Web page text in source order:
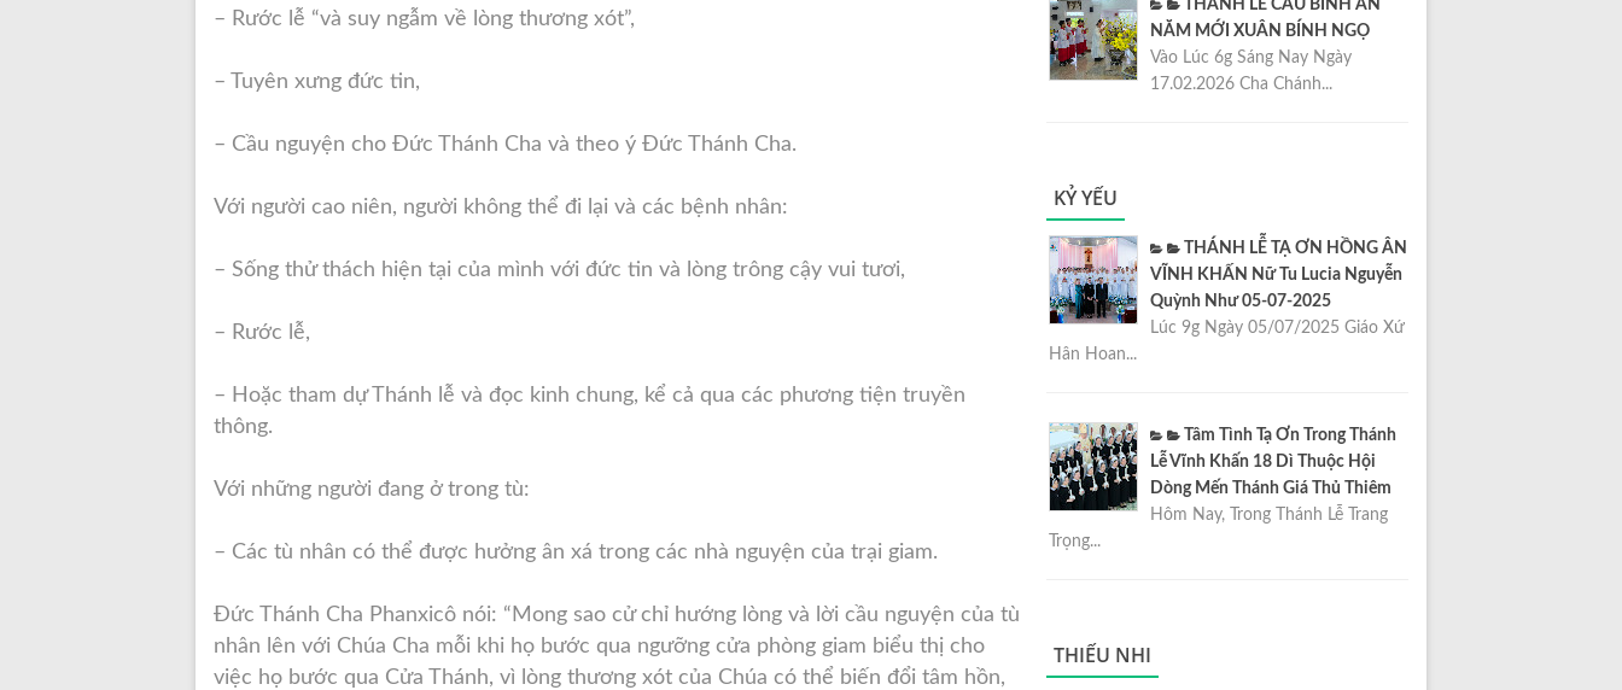
– Rước lễ “và suy ngẫm về lòng thương xót”,
– Tuyên xưng đức tin,
– Cầu nguyện cho Đức Thánh Cha và theo ý Đức Thánh Cha.
Với người cao niên, người không thể đi lại và các bệnh nhân:
– Sống thử thách hiện tại của mình với đức tin và lòng trông cậy vui tươi,
– Rước lễ,
– Hoặc tham dự Thánh lễ và đọc kinh chung, kể cả qua các phương tiện truyền
thông.
Với những người đang ở trong tù:
– Các tù nhân có thể được hưởng ân xá trong các nhà nguyện của trại giam.
Đức Thánh Cha Phanxicô nói: “Mong sao cử chỉ hướng lòng và lời cầu nguyện của tù
nhân lên với Chúa Cha mỗi khi họ bước qua ngưỡng cửa phòng giam biểu thị cho
việc họ bước qua Cửa Thánh, vì lòng thương xót của Chúa có thể biến đổi tâm hồn,
THÁNH LỄ CẦU BÌNH AN
NĂM MỚI XUÂN BÍNH NGỌ
Vào Lúc 6g Sáng Nay Ngày
17.02.2026 Cha Chánh...
KỶ YẾU
THÁNH LỄ TẠ ƠN HỒNG ÂN
VĨNH KHẤN Nữ Tu Lucia Nguyễn
Quỳnh Như 05-07-2025
Lúc 9g Ngày 05/07/2025 Giáo Xứ
Hân Hoan...
Tâm Tình Tạ Ơn Trong Thánh
Lễ Vĩnh Khấn 18 Dì Thuộc Hội
Dòng Mến Thánh Giá Thủ Thiêm
Hôm Nay, Trong Thánh Lễ Trang
Trọng...
THIẾU NHI